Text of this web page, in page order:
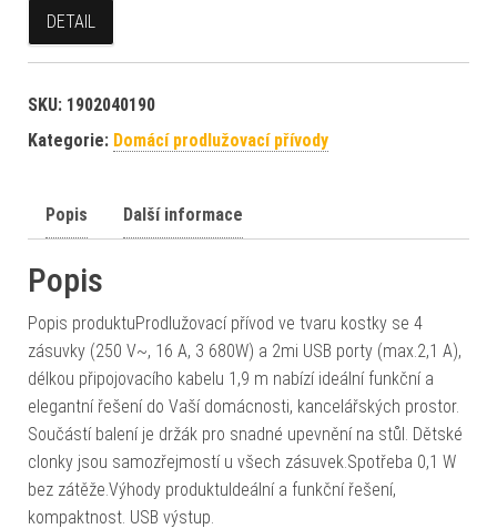
DETAIL
SKU: 1902040190
Kategorie: Domácí prodlužovací přívody
Popis Další informace
Popis
Popis produktuProdlužovací přívod ve tvaru kostky se 4
zásuvky (250 V~, 16 A, 3 680W) a 2mi USB porty (max.2,1 A),
délkou připojovacího kabelu 1,9 m nabízí ideální funkční a
elegantní řešení do Vaší domácnosti, kancelářských prostor.
Součástí balení je držák pro snadné upevnění na stůl. Dětské
clonky jsou samozřejmostí u všech zásuvek.Spotřeba 0,1 W
bez zátěže.Výhody produktuIdeální a funkční řešení,
kompaktnost. USB výstup.